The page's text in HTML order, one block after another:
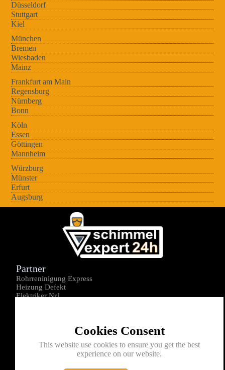
Düsseldorf
Stuttgart
Kiel
München
Bremen
Wiesbaden
Mainz
Frankfurt am Main
Regensburg
Nürnberg
Bonn
Köln
Essen
Göttingen
Mannheim
Würzburg
Münster
Erfurt
Augsburg
Cookies Consent
This website use cookies to ensure you get the best
experience on our website.
Partner
Rohrreninigung Express
Heizung Defekt
Elektriker Nr1
Kontakt